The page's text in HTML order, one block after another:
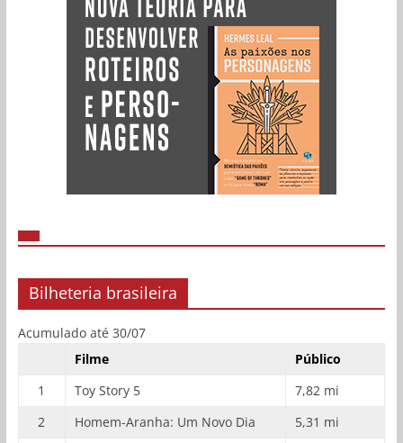
Bilheteria brasileira
Acumulado até 30/07
Filme
Público
1
Toy Story 5
7,82 mi
2
Homem-Aranha: Um Novo Dia
5,31 mi